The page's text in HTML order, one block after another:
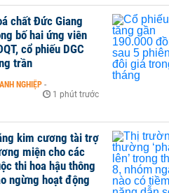
chất Đức Giang
bố hai ứng viên
cổ phiếu DGC
trần
NGHIỆP -
1 phút trước
kim cương tài trợ
miện cho các
thi hoa hậu thông
ngừng hoạt động